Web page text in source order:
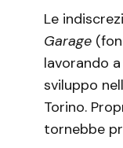
Le
Garage
lavorando a
sviluppo
Torino.
tornebbe